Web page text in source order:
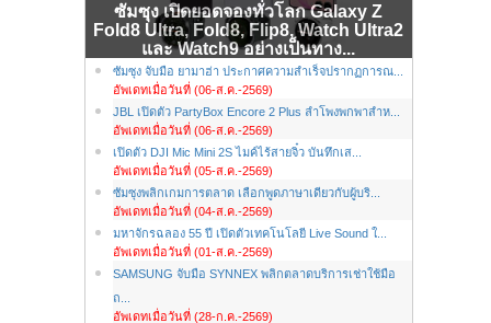
ซัมซุง เปิดยอดจองทั่วโลก Galaxy Z
Fold8 Ultra, Fold8, Flip8, Watch Ultra2
และ Watch9 อย่างเป็นทาง...
ซัมซุง จับมือ ยามาฮ่า ประกาศความสำเร็จปรากฏการณ...
อัพเดทเมื่อวันที่ (06-ส.ค.-2569)
JBL เปิดตัว PartyBox Encore 2 Plus ลำโพงพกพาสำห...
อัพเดทเมื่อวันที่ (06-ส.ค.-2569)
เปิดตัว DJI Mic Mini 2S ไมค์ไร้สายจิ๋ว บันทึกเส...
อัพเดทเมื่อวันที่ (05-ส.ค.-2569)
ซัมซุงพลิกเกมการตลาด เลือกพูดภาษาเดียวกับผู้บริ...
อัพเดทเมื่อวันที่ (04-ส.ค.-2569)
มหาจักรฉลอง 55 ปี เปิดตัวเทคโนโลยี Live Sound ใ...
อัพเดทเมื่อวันที่ (01-ส.ค.-2569)
SAMSUNG จับมือ SYNNEX พลิกตลาดบริการเช่าใช้มือ
ถ...
อัพเดทเมื่อวันที่ (28-ก.ค.-2569)